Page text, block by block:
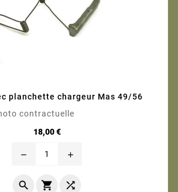
planchette chargeur Mas 49/56
18,00 €Prix
remove add
  